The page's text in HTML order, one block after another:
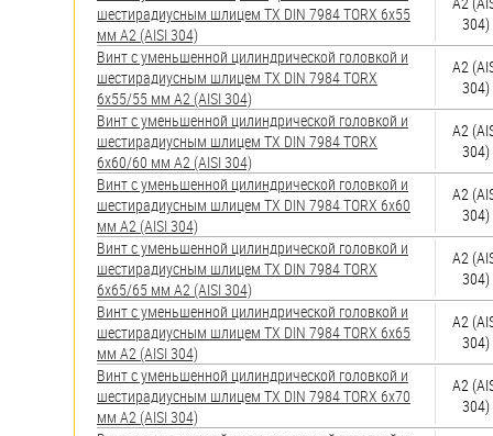
шестирадиусным шлицем TX DIN 7984 TORX 6х55
мм А2 (AISI 304)
304)
Винт с уменьшенной цилиндрической головкой и
шестирадиусным шлицем TX DIN 7984 TORX
6х55/55 мм А2 (AISI 304)
А2
304)
Винт с уменьшенной цилиндрической головкой и
шестирадиусным шлицем TX DIN 7984 TORX
6х60/60 мм А2 (AISI 304)
А2
304)
Винт с уменьшенной цилиндрической головкой и
шестирадиусным шлицем TX DIN 7984 TORX 6х60
мм А2 (AISI 304)
А2
304)
Винт с уменьшенной цилиндрической головкой и
шестирадиусным шлицем TX DIN 7984 TORX
6х65/65 мм А2 (AISI 304)
А2
304)
Винт с уменьшенной цилиндрической головкой и
шестирадиусным шлицем TX DIN 7984 TORX 6х65
мм А2 (AISI 304)
А2
304)
Винт с уменьшенной цилиндрической головкой и
шестирадиусным шлицем TX DIN 7984 TORX 6х70
мм А2 (AISI 304)
А2
304)